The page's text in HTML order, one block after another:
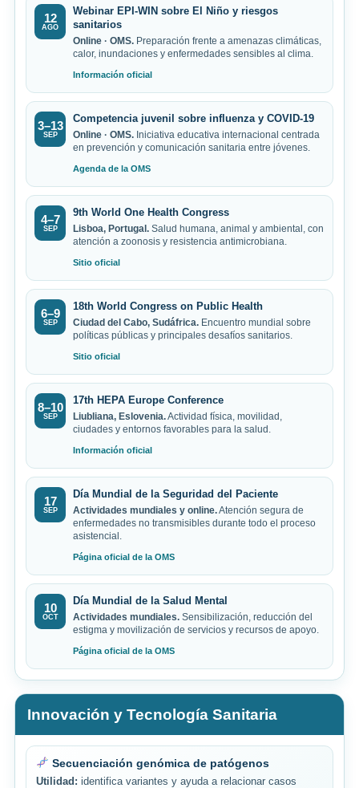
12
AGO
Webinar EPI-WIN sobre El Niño y riesgos
sanitarios
Online · OMS. Preparación frente a amenazas climáticas,
calor, inundaciones y enfermedades sensibles al clima.
Información oficial
3–13
SEP
Competencia juvenil sobre influenza y COVID-19
Online · OMS. Iniciativa educativa internacional centrada
en prevención y comunicación sanitaria entre jóvenes.
Agenda de la OMS
4–7
SEP
9th World One Health Congress
Lisboa, Portugal. Salud humana, animal y ambiental, con
atención a zoonosis y resistencia antimicrobiana.
Sitio oficial
6–9
SEP
18th World Congress on Public Health
Ciudad del Cabo, Sudáfrica. Encuentro mundial sobre
políticas públicas y principales desafíos sanitarios.
Sitio oficial
8–10
SEP
17th HEPA Europe Conference
Liubliana, Eslovenia.Actividad física, movilidad,
ciudades y entornos favorables para la salud.
Información oficial
17
SEP
Día Mundial de la Seguridad del Paciente
Actividades mundiales y online.Atención segura de
enfermedades no transmisibles durante todo el proceso
asistencial.
Página oficial de la OMS
10
OCT
Día Mundial de la Salud Mental
Actividades mundiales. Sensibilización, reducción del
estigma y movilización de servicios y recursos de apoyo.
Página oficial de la OMS
Innovación y Tecnología Sanitaria
Secuenciación genómica de patógenos
Utilidad: identifica variantes y ayuda a relacionar casos